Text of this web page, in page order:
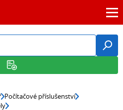
Počítačové příslušenství